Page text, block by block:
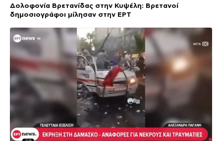
Δολοφονία Βρετανίδας στην Κυψέλη: Bρετανοί
δημοσιογράφοι μίλησαν στην ΕΡΤ